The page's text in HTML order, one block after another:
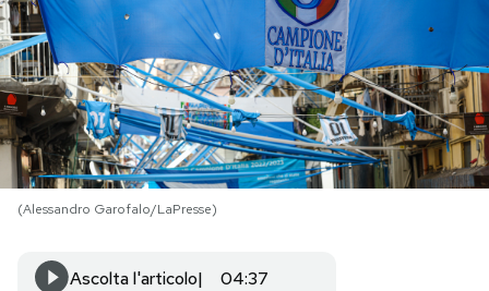
NEWSLETTER
I MIEI PREFERITI
SHOP
CALENDARIO
(Alessandro Garofalo/LaPresse)
Ascolta l'articolo 04:37